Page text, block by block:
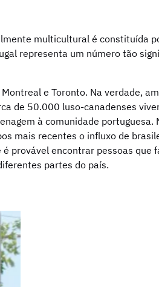
multicultural é constituída
representa um número tão
e Toronto. Na verdade,
de 50.000 luso-canadenses
à comunidade portuguesa.
mais recentes o influxo de
provável encontrar pessoas que
partes do país.